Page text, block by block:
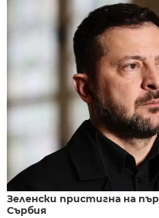
Зеленски пристигна на
Сърбия